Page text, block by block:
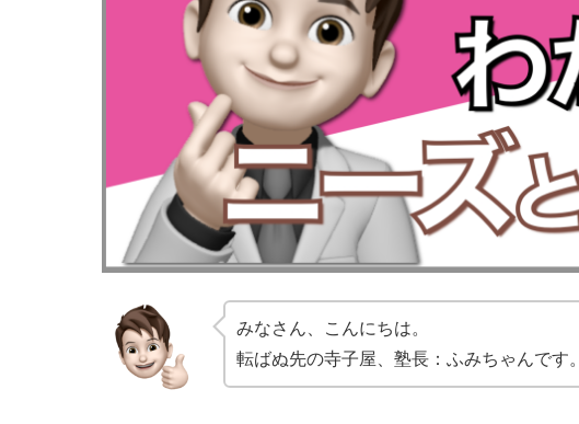
みなさん、こんにちは。
転ばぬ先の寺子屋、塾長：ふみちゃんです。